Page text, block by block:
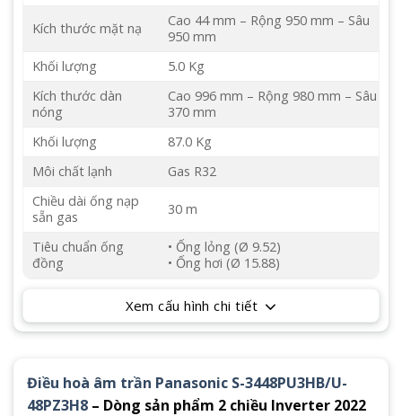
Điều hoà âm trần Panasonic S-3448PU3HB/U-
48PZ3H8 – Dòng sản phẩm 2 chiều Inverter 2022
Kích thước mặt nạ
Cao 44 mm – Rộng 950 mm – Sâu
950 mm
Khối lượng
5.0 Kg
Kích thước dàn
nóng
Cao 996 mm – Rộng 980 mm – Sâu
370 mm
Khối lượng
87.0 Kg
Môi chất lạnh
Gas R32
Chiều dài ống nạp
sẵn gas
30 m
Tiêu chuẩn ống
đồng
• Ống lỏng (Ø 9.52)
• Ống hơi (Ø 15.88)
Xem cấu hình chi tiết